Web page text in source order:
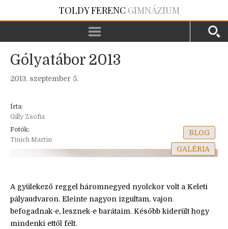
TOLDY FERENC GIMNÁZIUM
Gólyatábor 2013
2013. szeptember 5.
Írta:
Gilly Zsófia
Fotók:
Tinich Martin
BLOG
GALÉRIA
A gyülekező reggel háromnegyed nyolckor volt a Keleti
pályaudvaron. Eleinte nagyon izgultam, vajon
befogadnak-e, lesznek-e barátaim. Később kiderült hogy
mindenki ettől félt.